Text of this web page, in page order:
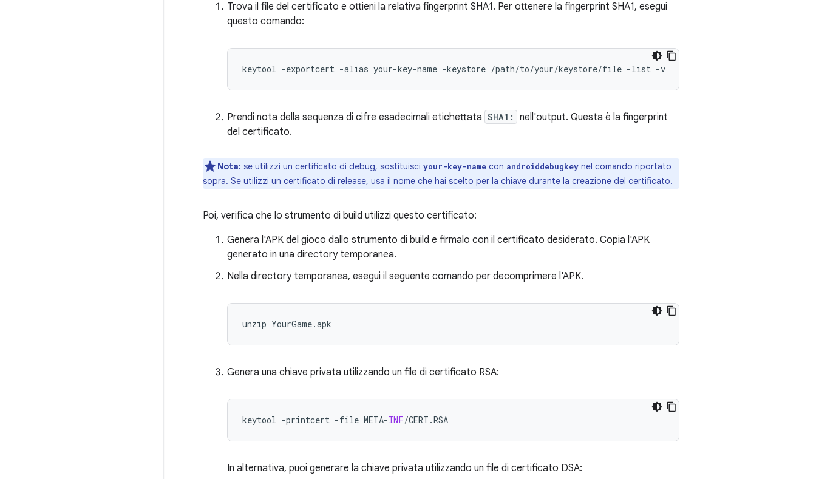
Trova il file del certificato e ottieni la relativa fingerprint SHA1. Per ottenere la fingerprint SHA1, esegui
questo comando:
keytool -exportcert -alias your-key-name -keystore /path/to/your/keystore/file -list -v
Prendi nota della sequenza di cifre esadecimali etichettata SHA1:
nell'output. Questa è la fingerprint
del certificato.
Nota: se utilizzi un certificato di debug, sostituisci your-key-name con androiddebugkey nel comando riportato
sopra. Se utilizzi un certificato di release, usa il nome che hai scelto per la chiave durante la creazione del certificato.
Poi, verifica che lo strumento di build utilizzi questo certificato:
Genera l'APK del gioco dallo strumento di build e firmalo con il certificato desiderato. Copia l'APK
generato in una directory temporanea.
Nella directory temporanea, esegui il seguente comando per decomprimere l'APK.
Genera una chiave privata utilizzando un file di certificato RSA:
keytool -printcert -file META-INF/CERT .RSA
In alternativa, puoi generare la chiave privata utilizzando un file di certificato DSA: